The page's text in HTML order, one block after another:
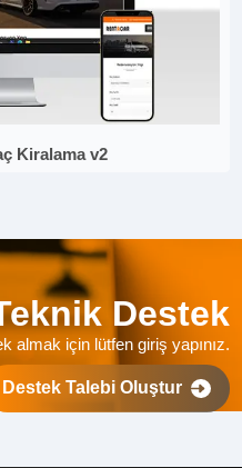
Kiralama v2
Destek
almak için lütfen giriş yapınız.
Destek Talebi Oluştur